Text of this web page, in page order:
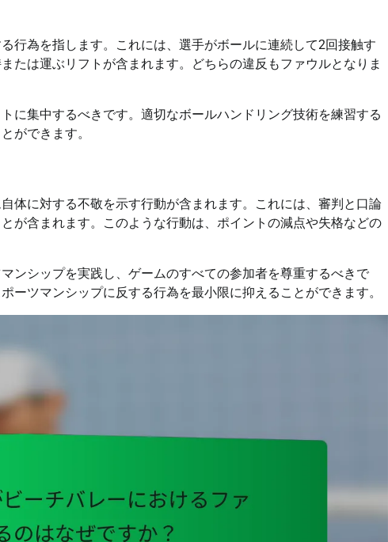
行為を指します。これには、選手がボールに連続して2回接触す
たは運ぶリフトが含まれます。どちらの違反もファウルとなりま
に集中するべきです。適切なボールハンドリング技術を練習する
ができます。
体に対する不敬を示す行動が含まれます。これには、審判と口論
が含まれます。このような行動は、ポイントの減点や失格などの
ンシップを実践し、ゲームのすべての参加者を尊重するべきで
ツマンシップに反する行為を最小限に抑えることができます。